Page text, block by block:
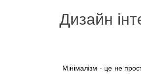
Дизайн
Мінімалізм - це не